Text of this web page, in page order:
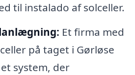
til instalado af solceller.
Et firma med
på taget i Gørløse
system, der